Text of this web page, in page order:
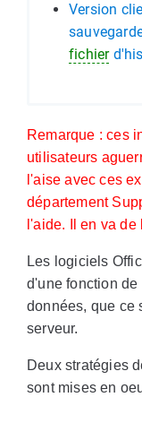
Version
fichier
Remarque : ces
utilisateurs
l'aise avec ces
département
l'aide. Il en va
Les logiciels
d'une fonction
données, que ce
serveur.
Deux stratégies
sont mises en